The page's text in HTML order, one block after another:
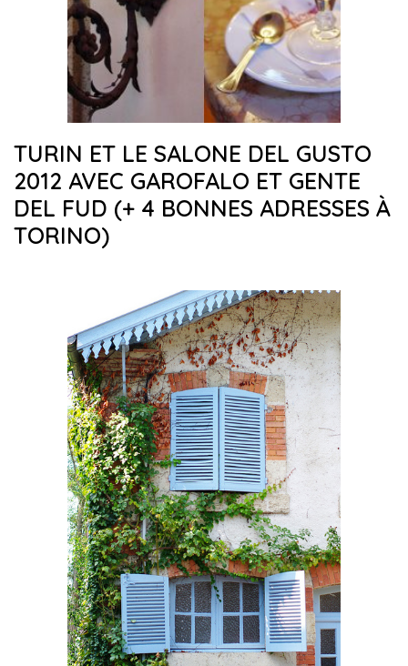
TURIN ET LE SALONE DEL GUSTO
2012 AVEC GAROFALO ET GENTE
DEL FUD (+ 4 BONNES ADRESSES À
TORINO)